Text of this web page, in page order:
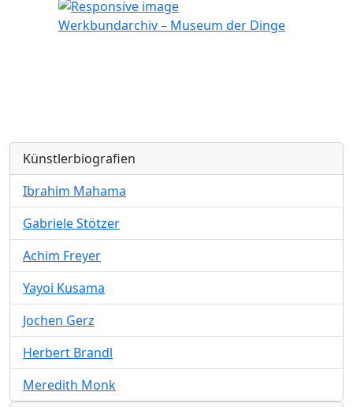
Werkbundarchiv – Museum der Dinge
Künstlerbiografien
Ibrahim Mahama
Gabriele Stötzer
Achim Freyer
Yayoi Kusama
Jochen Gerz
Herbert Brandl
Meredith Monk